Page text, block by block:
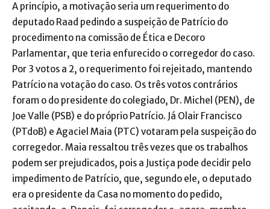
A princípio, a motivação seria um requerimento do
deputado Raad pedindo a suspeição de Patrício do
procedimento na comissão de Ética e Decoro
Parlamentar, que teria enfurecido o corregedor do caso.
Por 3 votos a 2, o requerimento foi rejeitado, mantendo
Patrício na votação do caso. Os três votos contrários
foram o do presidente do colegiado, Dr. Michel (PEN), de
Joe Valle (PSB) e do próprio Patrício. Já Olair Francisco
(PTdoB) e Agaciel Maia (PTC) votaram pela suspeição do
corregedor. Maia ressaltou três vezes que os trabalhos
podem ser prejudicados, pois a Justiça pode decidir pelo
impedimento de Patrício, que, segundo ele, o deputado
era o presidente da Casa no momento do pedido,